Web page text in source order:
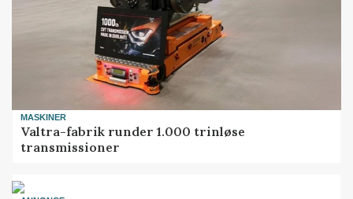
MASKINER
Valtra-fabrik runder 1.000 trinløse
transmissioner